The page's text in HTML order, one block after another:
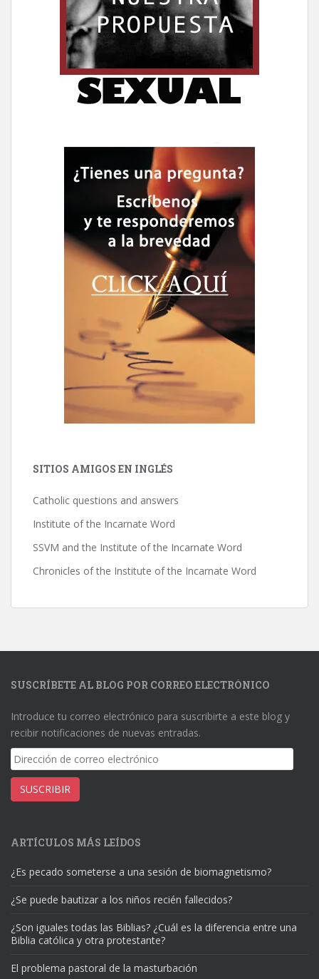
SITIOS AMIGOS EN INGLÉS
Catholic questions and answers
Institute of the Incarnate Word
SSVM and the Institute of the Incarnate Word
Chronicles of the Institute of the Incarnate Word
SUSCRÍBETE AL BLOG POR CORREO ELECTRÓNICO
Introduce tu correo electrónico para suscribirte a este blog y
recibir notificaciones de nuevas entradas.
Dirección
de
correo
electrónico
SUSCRIBIR
ARTÍCULOS MÁS LEÍDOS
¿Es pecado someterse a una sesión de biomagnetismo?
¿Se puede bautizar a los niños recién fallecidos?
¿Son iguales todas las Biblias? ¿Cuál es la diferencia entre una
Biblia católica y otra protestante?
El problema pastoral de la masturbación